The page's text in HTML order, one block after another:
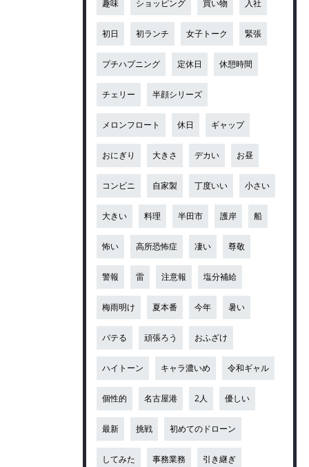
趣味 ショッピング 買い物 入社
初日 初ランチ 女子トーク 緊張
プチハプニング 定休日 休憩時間
チェリー 半顔シリーズ
メロンフロート 休日 ギャップ
おにぎり 大きさ デカい お昼
コンビニ 自家製 丁度いい 小さい
大きい 料理 半田市 護岸 船
怖い 高所恐怖症 凄い 尊敬
警報 雷 注意報 塩分補給
梅雨明け 夏本番 今年 暑い
バテる 頑張ろう おふざけ
ハイトーン キャラ濃いめ 令和ギャル
個性的 名古屋港 2人 優しい
最新 挑戦 初めてのドローン
してみた 事務業務 引き継ぎ